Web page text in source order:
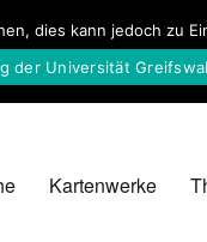
Kartenwerke
dies kann jedoch zu
der Universität